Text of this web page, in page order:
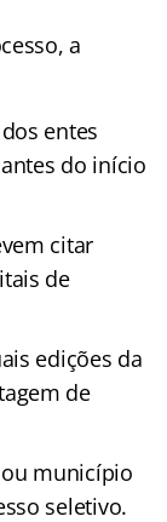
a
entes
do início
citar
de
edições da
de
município
seletivo.